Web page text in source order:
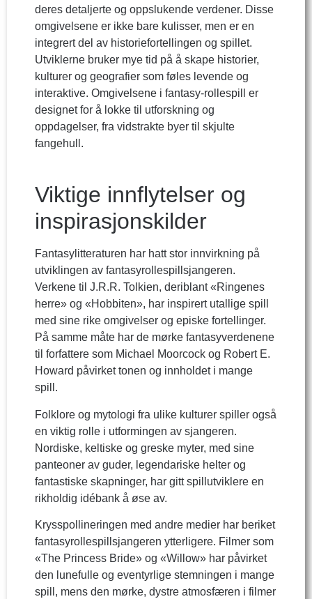
deres detaljerte og oppslukende verdener. Disse
omgivelsene er ikke bare kulisser, men er en
integrert del av historiefortellingen og spillet.
Utviklerne bruker mye tid på å skape historier,
kulturer og geografier som føles levende og
interaktive. Omgivelsene i fantasy-rollespill er
designet for å lokke til utforskning og
oppdagelser, fra vidstrakte byer til skjulte
fangehull.
Viktige innflytelser og
inspirasjonskilder
Fantasylitteraturen har hatt stor innvirkning på
utviklingen av fantasyrollespillsjangeren.
Verkene til J.R.R. Tolkien, deriblant «Ringenes
herre» og «Hobbiten», har inspirert utallige spill
med sine rike omgivelser og episke fortellinger.
På samme måte har de mørke fantasyverdenene
til forfattere som Michael Moorcock og Robert E.
Howard påvirket tonen og innholdet i mange
spill.
Folklore og mytologi fra ulike kulturer spiller også
en viktig rolle i utformingen av sjangeren.
Nordiske, keltiske og greske myter, med sine
panteoner av guder, legendariske helter og
fantastiske skapninger, har gitt spillutviklere en
rikholdig idébank å øse av.
Krysspollineringen med andre medier har beriket
fantasyrollespillsjangeren ytterligere. Filmer som
«The Princess Bride» og «Willow» har påvirket
den lunefulle og eventyrlige stemningen i mange
spill, mens den mørke, dystre atmosfæren i filmer